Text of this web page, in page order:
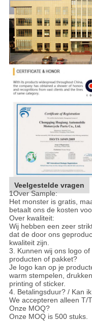
Veelgestelde vragen
1Over Sample:
Het monster is gratis,
betaalt ons de kosten
Over kwaliteit:
Wij hebben een zeer
dat de door ons
kwaliteit zijn.
3. Kunnen wij ons logo
producten of pakket?
Je logo kan op je
warm stempelen,
printing of sticker.
4. Betalingsduur? / Kan
We accepteren alleen T/
Onze MOQ?
Onze MOQ is 500 stuks.